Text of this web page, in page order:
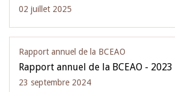
02 juillet 2025
Rapport annuel de la BCEAO
Rapport annuel de la BCEAO - 2023
23 septembre 2024